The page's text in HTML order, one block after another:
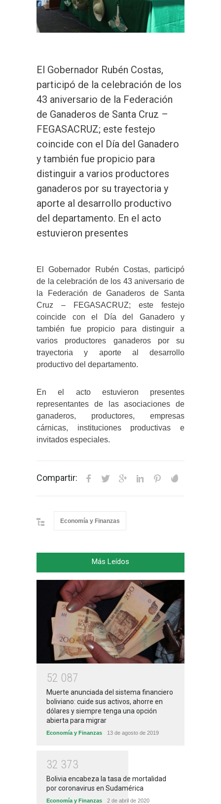
El Gobernador Rubén Costas,
participó de la celebración de los
43 aniversario de la Federación
de Ganaderos de Santa Cruz –
FEGASACRUZ; este festejo
coincide con el Día del Ganadero
y también fue propicio para
distinguir a varios productores
ganaderos por su trayectoria y
aporte al desarrollo productivo
del departamento. En el acto
estuvieron presentes
El Gobernador Rubén Costas, participó
de la celebración de los 43 aniversario de
la Federación de Ganaderos de Santa
Cruz – FEGASACRUZ; este festejo
coincide con el Día del Ganadero y
también fue propicio para distinguir a
varios productores ganaderos por su
trayectoria y aporte al desarrollo
productivo del departamento.
En el acto estuvieron presentes
representantes de las asociaciones de
ganaderos, productores, empresas
cárnicas, instituciones productivas e
invitados especiales.
Compartir:
Economía y Finanzas
Más Leídos
52 087
Muerte anunciada del sistema financiero
boliviano: cuide sus activos, ahorre en
dólares y siempre tenga una opción
abierta para migrar
Economía y Finanzas 13 de agosto de 2019
32 373
Bolivia encabeza la tasa de mortalidad
por coronavirus en Sudamérica
Economía y Finanzas 2 de abril de 2020